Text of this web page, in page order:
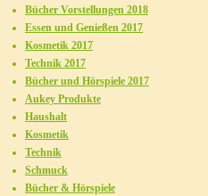
Bücher Vorstellungen 2018
Essen und Genießen 2017
Kosmetik 2017
Technik 2017
Bücher und Hörspiele 2017
Aukey Produkte
Haushalt
Kosmetik
Technik
Schmuck
Bücher & Hörspiele